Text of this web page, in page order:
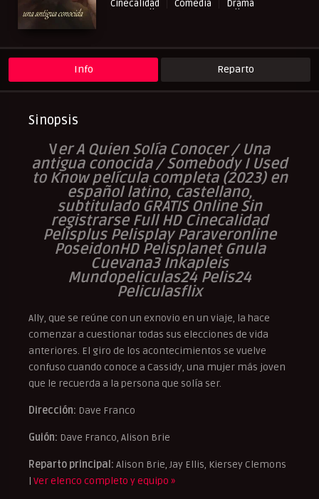
Cinecalidad
Comedia
Drama
NewPelis org
Paraveronline
Pelisplay
Pelispop
RepelisHD.TV
Romance
UltraPelisHD
Info Reparto
Sinopsis
Ver A Quien Solía Conocer / Una
antigua conocida / Somebody I Used
to Know película completa (2023) en
español latino, castellano,
subtitulado GRATIS Online Sin
registrarse Full HD Cinecalidad
Pelisplus Pelisplay Paraveronline
PoseidonHD Pelisplanet Gnula
Cuevana3 Inkapleis
Mundopeliculas24 Pelis24
Peliculasflix
Ally, que se reúne con un exnovio en un viaje, la hace
comenzar a cuestionar todas sus elecciones de vida
anteriores. El giro de los acontecimientos se vuelve
confuso cuando conoce a Cassidy, una mujer más joven
que le recuerda a la persona que solía ser.
Dirección: Dave Franco
Guión: Dave Franco, Alison Brie
Reparto principal: Alison Brie, Jay Ellis, Kiersey Clemons
| Ver elenco completo y equipo »